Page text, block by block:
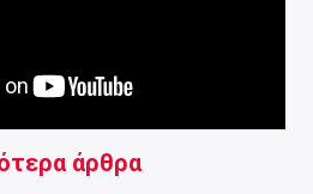
άρθρα